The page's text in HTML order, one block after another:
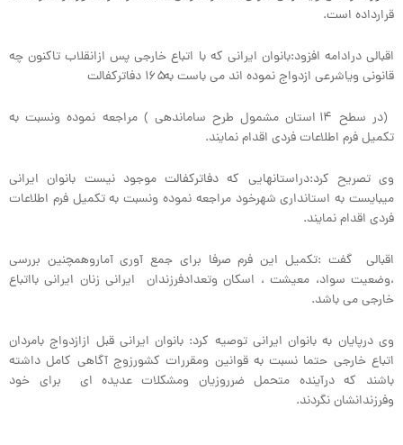
قرارداده است.
اقبالی درادامه افزود:بانوان ایرانی که با اتباع خارجی پس ازانقلاب تاکنون چه
قانونی ویاشرعی ازدواج نموده اند می باست به۱۶۵ دفاترکفالت
(در سطح ۱۴ استان مشمول طرح ساماندهی ) مراجعه نموده ونسبت به
تکمیل فرم اطلاعات فردی اقدام نمایند.
وی تصریح کرد:دراستانهایی که دفاترکفالت موجود نیست بانوان ایرانی
میبایست به استانداری شهرخود مراجعه نموده ونسبت به تکمیل فرم اطلاعات
فردی اقدام نمایند.
اقبالی گفت :تکمیل این فرم صرفا برای جمع آوری آماروهمچنین بررسی
،وضعیت سواد، معیشت ، اسکان وتعدادفرزندان ایرانی زنان ایرانی بااتباع
خارجی می باشد.
وی درپایان به بانوان ایرانی توصیه کرد: بانوان ایرانی قبل ازازدواج بامردان
اتباع خارجی حتما نسبت به قوانین ومقررات کشورزوج آگاهی کامل داشته
باشند که درآینده متحمل ضرروزیان ومشکلات عدیده ای برای خود
وفرزندانشان نگردند.